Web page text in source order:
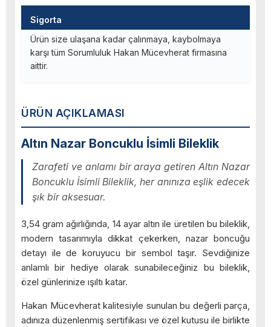
ÜRÜN AÇIKLAMASI
Altın Nazar Boncuklu İsimli Bileklik
Zarafeti ve anlamı bir araya getiren Altın Nazar
Boncuklu İsimli Bileklik, her anınıza eşlik edecek
şık bir aksesuar.
3,54 gram ağırlığında, 14 ayar altın ile üretilen bu bileklik,
modern tasarımıyla dikkat çekerken, nazar boncuğu
detayı ile de koruyucu bir sembol taşır. Sevdiğinize
anlamlı bir hediye olarak sunabileceğiniz bu bileklik,
özel günlerinize ışıltı katar.
Hakan Mücevherat kalitesiyle sunulan bu değerli parça,
adınıza düzenlenmiş sertifikası ve özel kutusu ile birlikte
Sigorta
Ürün size ulaşana kadar çalınmaya, kaybolmaya
karşı tüm Sorumluluk Hakan Mücevherat firmasına
aittir.